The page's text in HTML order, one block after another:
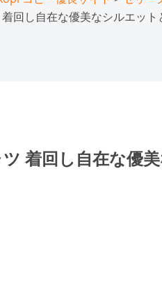
回し自在な優美なシルエッ
着回し自在な優